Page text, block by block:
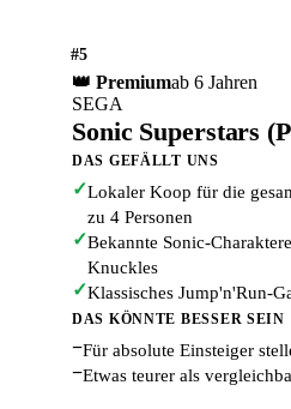
#5
👑 Premiumab 6 Jahren
SEGA
Sonic Superstars
DAS GEFÄLLT UNS
✓Lokaler Koop für die
zu 4 Personen
✓Bekannte Sonic-
Knuckles
✓Klassisches Jump'n'Run-
DAS KÖNNTE BESSER SEIN
−Für absolute Einsteiger
−Etwas teurer als